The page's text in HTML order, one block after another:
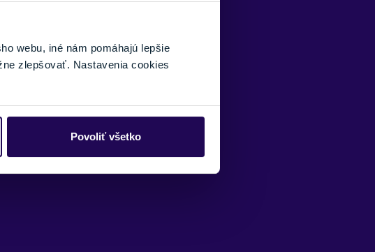
webu, iné nám pomáhajú lepšie
zlepšovať. Nastavenia cookies
Povoliť všetko